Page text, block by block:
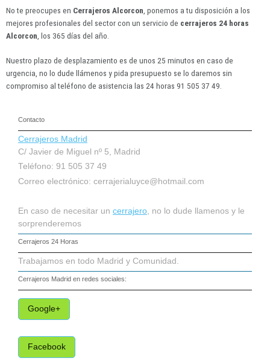
No te preocupes en Cerrajeros Alcorcon , ponemos a tu disposición a los
mejores profesionales del sector con un servicio de cerrajeros 24 horas
Alcorcon , los 365 días del año.
Nuestro plazo de desplazamiento es de unos 25 minutos en caso de
urgencia, no lo dude llámenos y pida presupuesto se lo daremos sin
compromiso al teléfono de asistencia las 24 horas 91 505 37 49.
Contacto
Cerrajeros Madrid
C/ Javier de Miguel nº 5, Madrid
Teléfono: 91 505 37 49
Correo electrónico: cerrajerialuyce@hotmail.com
En caso de necesitar un cerrajero , no lo dude llamenos y le
sorprenderemos
Cerrajeros 24 Horas
Trabajamos en todo Madrid y Comunidad.
Cerrajeros Madrid en redes sociales:
Google+
Facebook